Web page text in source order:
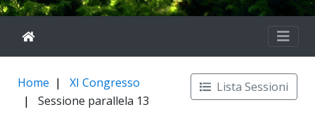
Lista Sessioni
Home
XI Congresso
Sessione parallela 13